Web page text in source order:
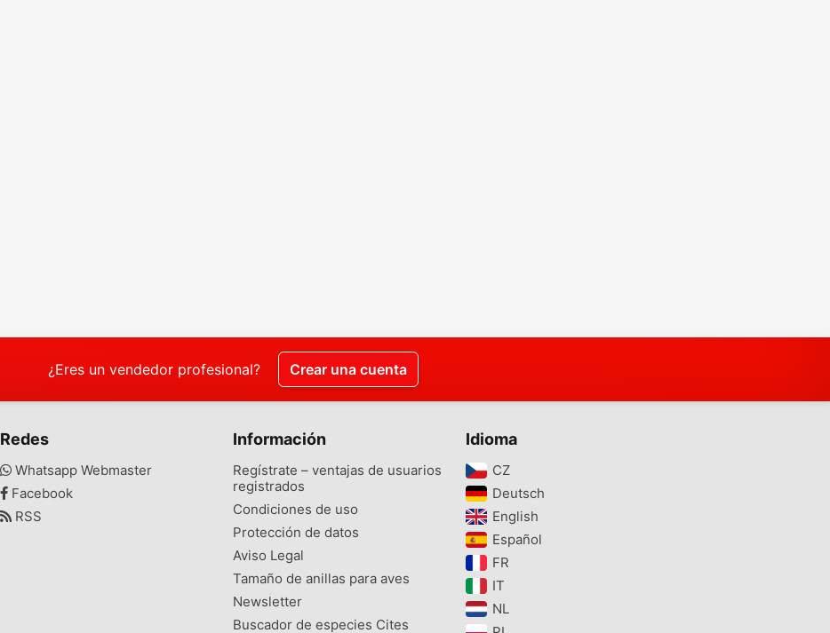
¿Eres un vendedor profesional? Crear una cuenta
Redes
Whatsapp Webmaster
Facebook
RSS
Información
Regístrate – ventajas de usuarios
registrados
Condiciones de uso
Protección de datos
Aviso Legal
Tamaño de anillas para aves
Newsletter
Buscador de especies Cites
Idioma
CZ‎
Deutsch‎
English‎
Español‎
FR‎
IT‎
NL‎